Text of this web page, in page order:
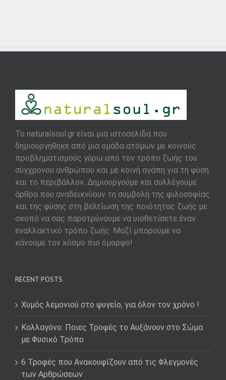
To naturalsoul.gr είναι μια ιστοσελίδα που
δημιουργήθηκε από μια ομάδα ατόμων με κοινούς
προβληματισμούς γύρω από τον τρόπο ζωής του
σύγχρονου ανθρώπου και με κοινή αγάπη για τη φύση
και το περιβάλλον. Δημιουργούμε και συλλέγουμε
άρθρα που αναδεικνύουν τη συμβολή της φιλοσοφίας
και της φύσης στη βελτίωση της ποιότητας ζωής με
σκοπό να σας παροτρύνουμε να υιοθετίσετε έναν
εναλλακτικό τρόπο ζωής. Μαζί μπορούμε να
κάνουμε τον κόσμο πιο όμορφο!
RECENT POSTS
Χυμός λεμονιού στο ψυγείο, για όλον τον χρόνο !
Κολλαγόνο: Ποιες Τροφές το Αυξάνουν στο Σώμα
με Φυσικό Τρόπο
6 Τροφές που Ανακουφίζουν από τις Φλεγμονές
των Αρθρώσεων